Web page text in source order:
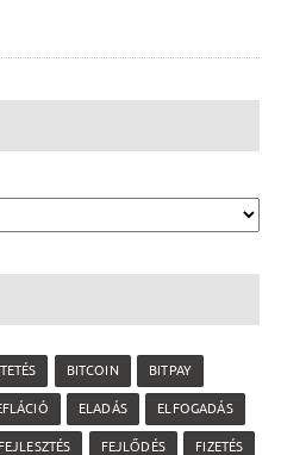
BITCOIN BITPAY
ELADÁS ELFOGADÁS
FEJLESZTÉS FEJLŐDÉS FIZETÉS